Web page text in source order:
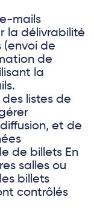
mails
la délivrabilité
(envoi de
de
la
listes de
et de
de billets En
salles ou
billets
contrôlés